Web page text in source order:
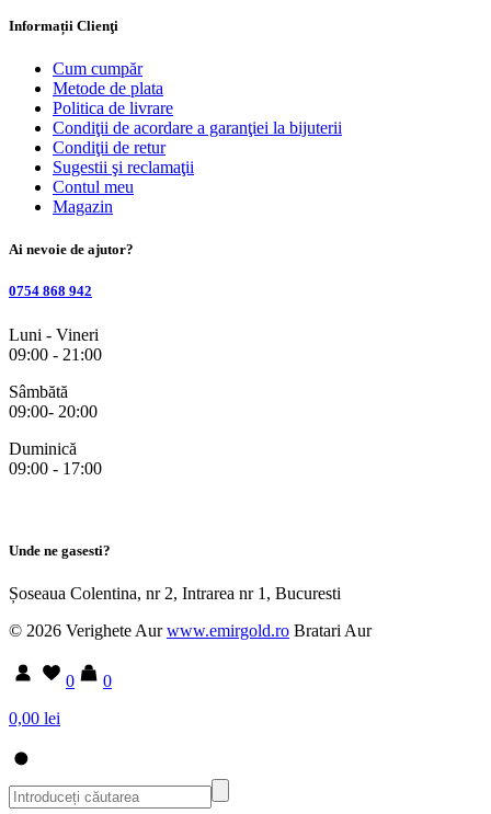
Informații Clienţi
Cum cumpăr
Metode de plata
Politica de livrare
Condiţii de acordare a garanţiei la bijuterii
Condiţii de retur
Sugestii şi reclamaţii
Contul meu
Magazin
Ai nevoie de ajutor?
0754 868 942
Luni - Vineri
09:00 - 21:00
Sâmbătă
09:00- 20:00
Duminică
09:00 - 17:00
Unde ne gasesti?
Șoseaua Colentina, nr 2, Intrarea nr 1, Bucuresti
© 2026 Verighete Aurwww.emirgold.ro Bratari Aur
0
0
0,00 lei